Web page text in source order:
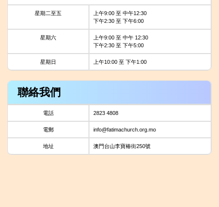
星期二至五
上午9:00 至 中午12:30
下午2:30 至 下午6:00
星期六
上午9:00 至 中午 12:30
下午2:30 至 下午5:00
星期日 上午10:00 至 下午1:00
聯絡我們
電話 2823 4808
電郵 info@fatimachurch.org.mo
地址 澳門台山李寶椿街250號